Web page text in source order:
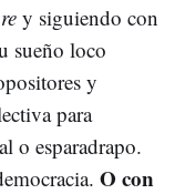
y siguiendo con
sueño loco
y
para
o esparadrapo.
O con